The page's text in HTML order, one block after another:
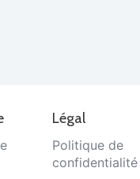
Légal
Politique de
confidentialité